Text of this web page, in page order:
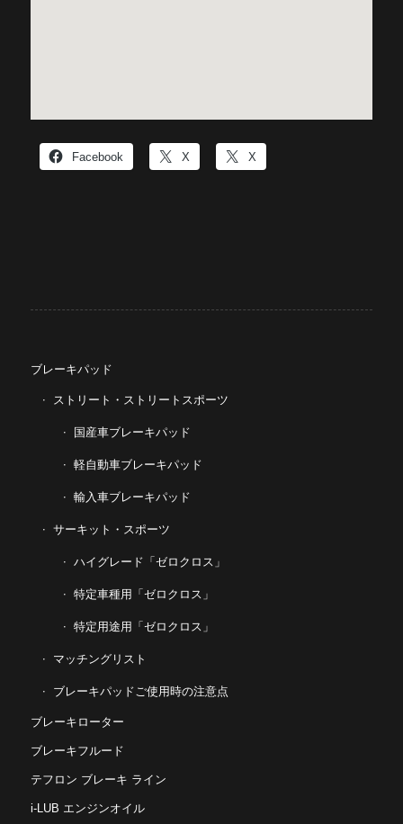
Facebook X X
ブレーキパッド
ストリート・ストリートスポーツ
国産車ブレーキパッド
軽自動車ブレーキパッド
輸入車ブレーキパッド
サーキット・スポーツ
ハイグレード「ゼロクロス」
特定車種用「ゼロクロス」
特定用途用「ゼロクロス」
マッチングリスト
ブレーキパッドご使用時の注意点
ブレーキローター
ブレーキフルード
テフロン ブレーキ ライン
i-LUB エンジンオイル